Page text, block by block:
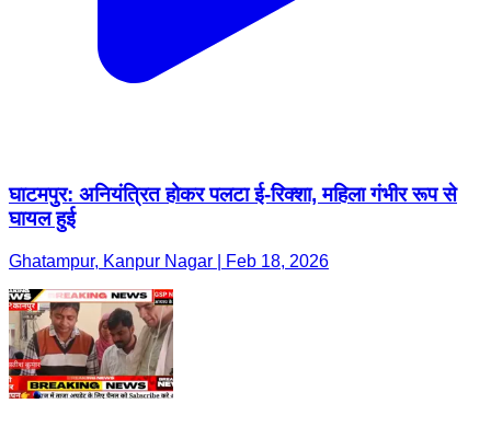
घाटमपुर: अनियंत्रित होकर पलटा ई-रिक्शा, महिला गंभीर रूप से
घायल हुई
Ghatampur, Kanpur Nagar | Feb 18, 2026